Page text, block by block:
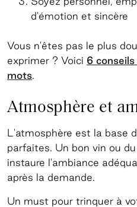
d'émotion et sincère
Vous n'êtes pas le plus
exprimer ? Voici 6
mots
Atmosphère et
L'atmosphère est la base
parfaites. Un bon vin ou
instaure l'ambiance
après la demande.
Un must pour trinquer à